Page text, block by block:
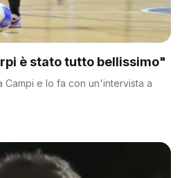
è stato tutto bellissimo"
e lo fa con un'intervista a